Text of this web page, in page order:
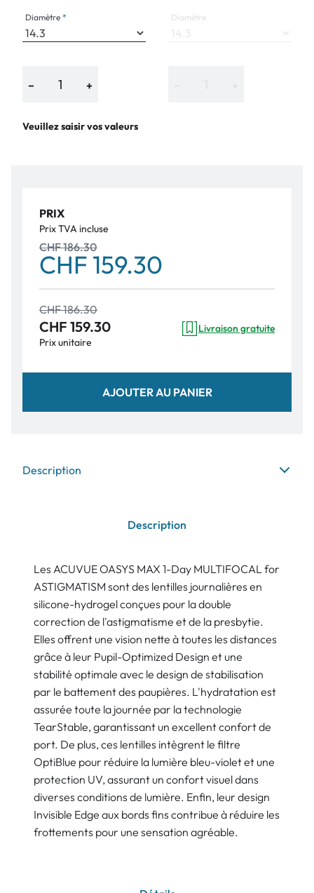
Diamètre
− +
Veuillez saisir vos valeurs
Diamètre
PRIX
Prix TVA incluse
CHF 186.30
CHF 159.30
CHF 186.30
CHF 159.30
Prix unitaire
Livraison gratuite
AJOUTER AU PANIER
Description
Description
Les ACUVUE OASYS MAX 1-Day MULTIFOCAL for
ASTIGMATISM sont des lentilles journalières en
silicone-hydrogel conçues pour la double
correction de l'astigmatisme et de la presbytie.
Elles offrent une vision nette à toutes les distances
grâce à leur Pupil-Optimized Design et une
stabilité optimale avec le design de stabilisation
par le battement des paupières. L'hydratation est
assurée toute la journée par la technologie
TearStable, garantissant un excellent confort de
port. De plus, ces lentilles intègrent le filtre
OptiBlue pour réduire la lumière bleu-violet et une
protection UV, assurant un confort visuel dans
diverses conditions de lumière. Enfin, leur design
Invisible Edge aux bords fins contribue à réduire les
frottements pour une sensation agréable.